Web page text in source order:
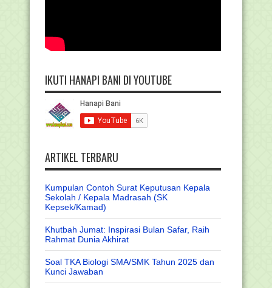
IKUTI HANAPI BANI DI YOUTUBE
ARTIKEL TERBARU
Kumpulan Contoh Surat Keputusan Kepala
Sekolah / Kepala Madrasah (SK
Kepsek/Kamad)
Khutbah Jumat: Inspirasi Bulan Safar, Raih
Rahmat Dunia Akhirat
Soal TKA Biologi SMA/SMK Tahun 2025 dan
Kunci Jawaban